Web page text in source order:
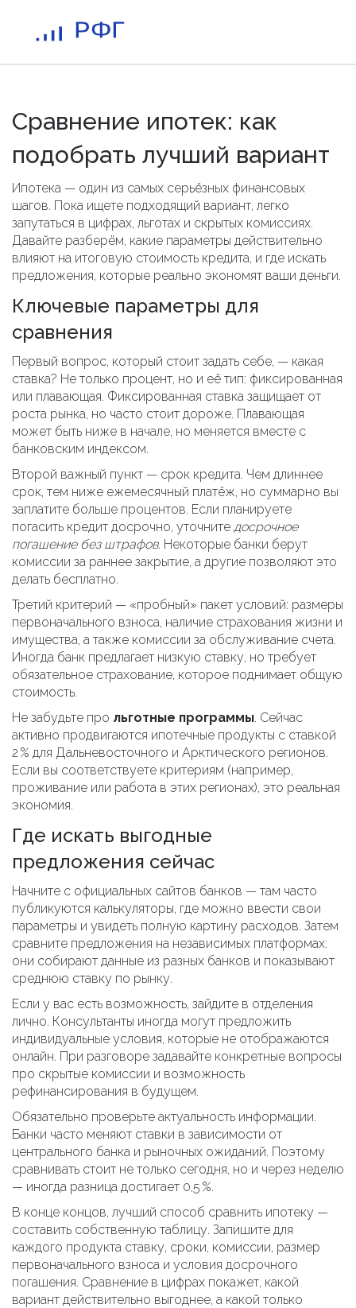
Сравнение ипотек: как
подобрать лучший вариант
Ипотека — один из самых серьёзных финансовых
шагов. Пока ищете подходящий вариант, легко
запутаться в цифрах, льготах и скрытых комиссиях.
Давайте разберём, какие параметры действительно
влияют на итоговую стоимость кредита, и где искать
предложения, которые реально экономят ваши деньги.
Ключевые параметры для
сравнения
Первый вопрос, который стоит задать себе, — какая
ставка? Не только процент, но и её тип: фиксированная
или плавающая. Фиксированная ставка защищает от
ростa рынка, но часто стоит дороже. Плавающая
может быть ниже в начале, но меняется вместе с
банковским индексом.
Второй важный пункт — срок кредита. Чем длиннее
срок, тем ниже ежемесячный платёж, но суммарно вы
заплатите больше процентов. Если планируете
погасить кредит досрочно, уточните досрочное
погашение без штрафов. Некоторые банки берут
комиссии за раннее закрытие, а другие позволяют это
делать бесплатно.
Третий критерий — «пробный» пакет условий: размеры
первоначального взноса, наличие страхования жизни и
имущества, а также комиссии за обслуживание счета.
Иногда банк предлагает низкую ставку, но требует
обязательное страхование, которое поднимает общую
стоимость.
Не забудьте про льготные программы. Сейчас
активно продвигаются ипотечные продукты с ставкой
2 % для Дальневосточного и Арктического регионов.
Если вы соответствуете критериям (например,
проживание или работа в этих регионах), это реальная
экономия.
Где искать выгодные
предложения сейчас
Начните с официальных сайтов банков — там часто
публикуются калькуляторы, где можно ввести свои
параметры и увидеть полную картину расходов. Затем
сравните предложения на независимых платформах:
они собирают данные из разных банков и показывают
среднюю ставку по рынку.
Если у вас есть возможность, зайдите в отделения
лично. Консультанты иногда могут предложить
индивидуальные условия, которые не отображаются
онлайн. При разговоре задавайте конкретные вопросы
про скрытые комиссии и возможность
рефинансирования в будущем.
Обязательно проверьте актуальность информации.
Банки часто меняют ставки в зависимости от
центрального банка и рыночных ожиданий. Поэтому
сравнивать стоит не только сегодня, но и через неделю
— иногда разница достигает 0,5 %.
В конце концов, лучший способ сравнить ипотеку —
составить собственную таблицу. Запишите для
каждого продукта ставку, сроки, комиссии, размер
первоначального взноса и условия досрочного
погашения. Сравнение в цифрах покажет, какой
вариант действительно выгоднее, а какой только